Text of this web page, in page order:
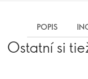
POPIS
Ostatní si